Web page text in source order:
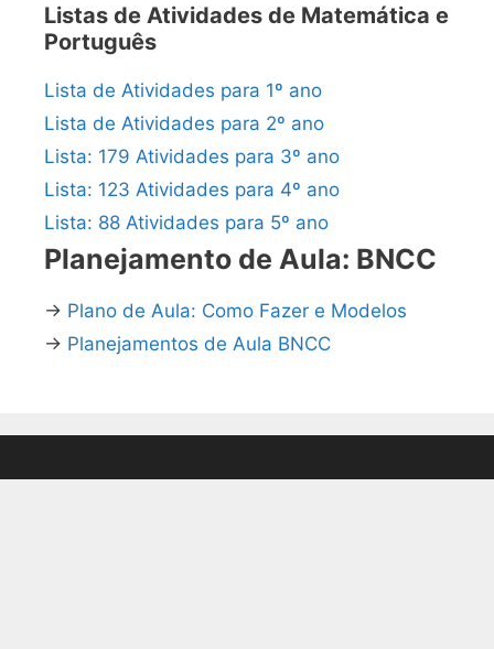
Listas de Atividades de Matemática e
Português
Lista de Atividades para 1º ano
Lista de Atividades para 2º ano
Lista: 179 Atividades para 3º ano
Lista: 123 Atividades para 4º ano
Lista: 88 Atividades para 5º ano
Planejamento de Aula: BNCC
→ Plano de Aula: Como Fazer e Modelos
→ Planejamentos de Aula BNCC